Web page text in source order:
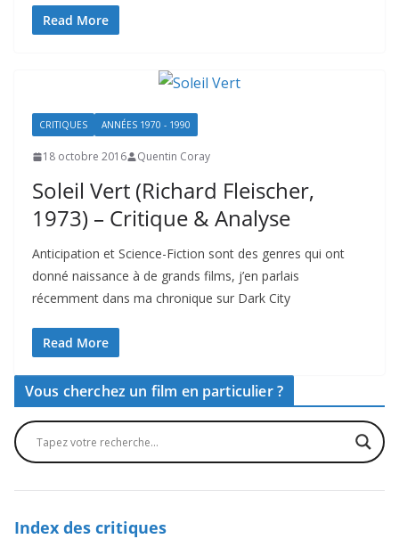
Read More
CRITIQUES ANNÉES 1970 - 1990
18 octobre 2016 Quentin Coray
Soleil Vert (Richard Fleischer,
1973) – Critique & Analyse
Anticipation et Science-Fiction sont des genres qui ont
donné naissance à de grands films, j’en parlais
récemment dans ma chronique sur Dark City
Read More
Vous cherchez un film en particulier ?
Index des critiques